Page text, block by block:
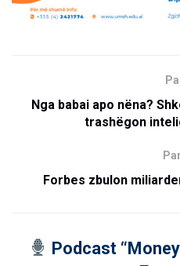
Nga babai apo nëna?
trashëgon
Forbes zbulon
Podcast